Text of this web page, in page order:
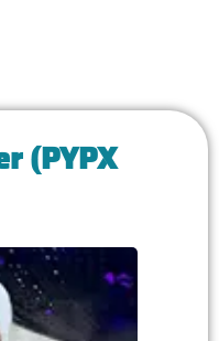
(PYPX